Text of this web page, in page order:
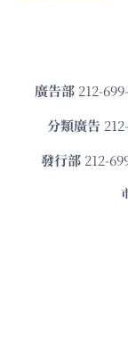
廣告部212-
分類廣告
發⾏部 212-